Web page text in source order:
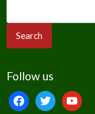
Follow us